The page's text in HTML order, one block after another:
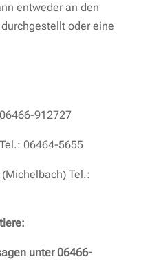
entweder an den
oder eine
912727
06464-5655
Tel.:
unter 06466-